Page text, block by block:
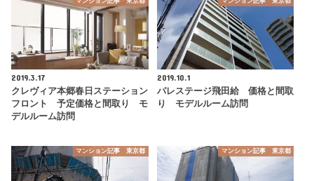
2019.3.17
クレヴィア本郷春日ステーション
フロント 予定価格と間取り モ
デルルーム訪問
2019.10.1
パレステージ飛田給 価格と間取
り モデルルーム訪問
マンション記事 東京都 マンション記事 東京都